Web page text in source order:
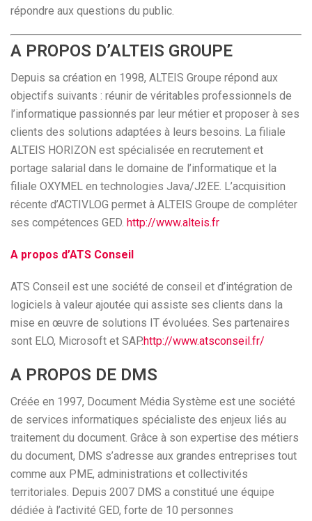
répondre aux questions du public.
A PROPOS D’ALTEIS GROUPE
Depuis sa création en 1998, ALTEIS Groupe répond aux
objectifs suivants : réunir de véritables professionnels de
l’informatique passionnés par leur métier et proposer à ses
clients des solutions adaptées à leurs besoins. La filiale
ALTEIS HORIZON est spécialisée en recrutement et
portage salarial dans le domaine de l’informatique et la
filiale OXYMEL en technologies Java/J2EE. L’acquisition
récente d’ACTIVLOG permet à ALTEIS Groupe de compléter
ses compétences GED. http://www.alteis.fr
A propos d’ATS Conseil
ATS Conseil est une société de conseil et d’intégration de
logiciels à valeur ajoutée qui assiste ses clients dans la
mise en œuvre de solutions IT évoluées. Ses partenaires
sont ELO, Microsoft et SAP.http://www.atsconseil.fr/
A PROPOS DE DMS
Créée en 1997, Document Média Système est une société
de services informatiques spécialiste des enjeux liés au
traitement du document. Grâce à son expertise des métiers
du document, DMS s’adresse aux grandes entreprises tout
comme aux PME, administrations et collectivités
territoriales. Depuis 2007 DMS a constitué une équipe
dédiée à l’activité GED, forte de 10 personnes